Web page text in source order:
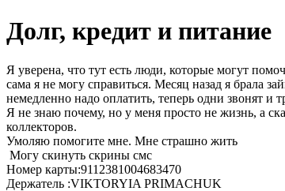
Долг, кредит и питание
Я уверена, что тут есть люди, которые могут
сама я не могу справиться. Месяц назад я брала
немедленно надо оплатить, теперь одни звонят и
Я не знаю почему, но у меня просто не жизнь, а
коллекторов.
Умоляю помогите мне. Мне страшно жить
Могу скинуть скрины смс
Номер карты:9112381004683470
Держатель :VIKTORYIA PRIMACHUK